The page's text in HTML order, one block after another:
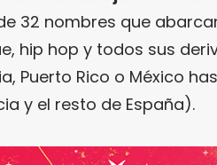
32 nombres que
hip hop y todos sus
Puerto Rico o México
y el resto de España).